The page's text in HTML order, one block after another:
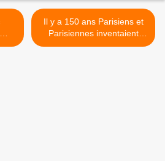
Il y a 150 ans Parisiens et
Parisiennes inventaient
l’arme aérienne. >